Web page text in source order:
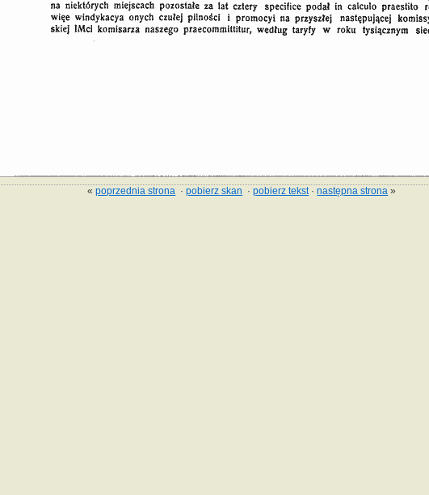
«poprzednia strona ·pobierz skan ·pobierz tekst·następna strona »